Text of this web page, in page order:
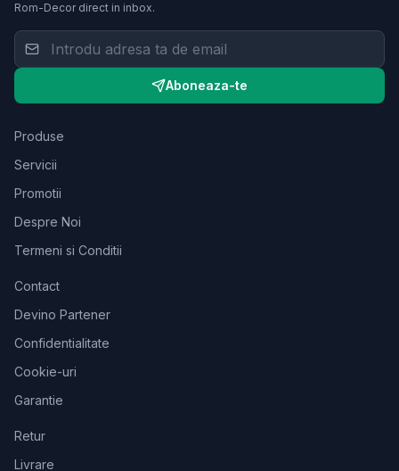
Rom-Decordirect in inbox.
Aboneaza-te
Produse
Servicii
Promotii
Despre Noi
Termeni si Conditii
Contact
Devino Partener
Confidentialitate
Cookie-uri
Garantie
Retur
Livrare